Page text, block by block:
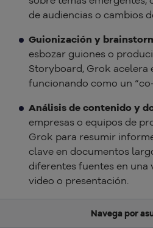
de audiencias o cambios
Guionización y
esbozar guiones o
Storyboard, Grok acelera
funcionando como un
Análisis de contenido y
empresas o equipos de
Grok para resumir
clave en documentos
diferentes fuentes en una
video o presentación.
video en sí (a través de
Navega por